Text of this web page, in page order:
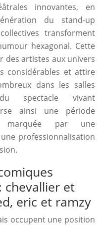
innovantes, en
du stand-up
transforment
hexagonal. Cette
des artistes aux univers
considérables et attire
dans les salles
du spectacle vivant
ainsi une période
marquée par une
professionnalisation
chevallier et
eric et ramzy
occupent une position